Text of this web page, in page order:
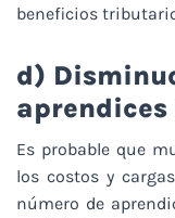
beneficios
d)
Es probable que
los costos y
número de